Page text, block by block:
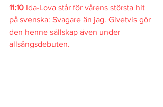
11:10 Ida-Lova står för vårens största hit
på svenska: Svagare än jag. Givetvis gör
den henne sällskap även under
allsångsdebuten.